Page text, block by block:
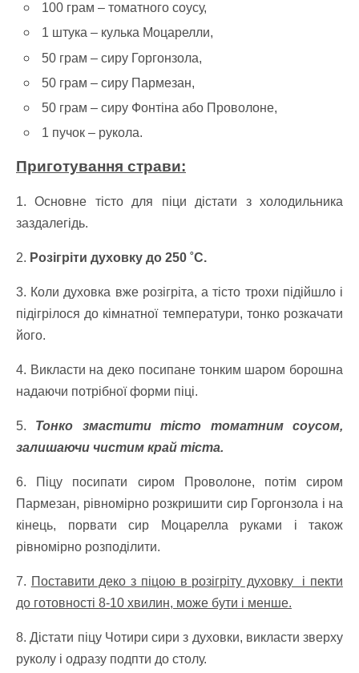
100 грам –томатного соусу,
1 штука – кулька Моцарелли,
50 грам –сиру Горгонзола,
50 грам –сиру Пармезан,
50 грам –сиру Фонтіна або Проволоне,
1 пучок – рукола.
Приготування страви:
1. Основне тісто для піци дістати з холодильника
заздалегідь.
2. Розігріти духовку до 250 ˚С.
3. Коли духовка вже розігріта, а тісто трохи підійшло і
підігрілося до кімнатної температури, тонко розкачати
його.
4. Викласти на деко посипане тонким шаром борошна
надаючи потрібної форми піці.
5. Тонко змастити тісто томатним соусом,
залишаючи чистим край тіста.
6. Піцу посипати сиром Проволоне, потім сиром
Пармезан, рівномірно розкришити сир Горгонзола і на
кінець, порвати сир Моцарелла руками і також
рівномірно розподілити.
7. Поставити деко з піцою в розігріту духовку і пекти
до готовності 8-10 хвилин, може бути і менше.
8. Дістати піцу Чотири сири з духовки, викласти зверху
руколу і одразу подпти до столу.